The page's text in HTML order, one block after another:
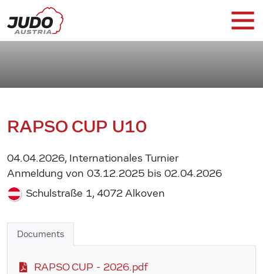
RAPSO CUP U10
04.04.2026, Internationales Turnier
Anmeldung von 03.12.2025 bis 02.04.2026
Schulstraße 1, 4072 Alkoven
Documents
RAPSO CUP - 2026.pdf